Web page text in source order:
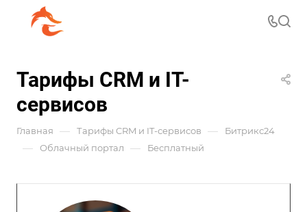
Тарифы CRM и IT-
сервисов
Главная — Тарифы CRM и IT-сервисов — Битрикс24
— Облачный портал — Бесплатный